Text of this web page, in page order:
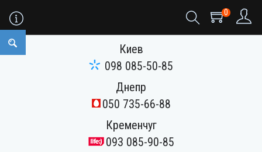
0
Киев
098 085-50-85
Днепр
050 735-66-88
Кременчуг
093 085-90-85